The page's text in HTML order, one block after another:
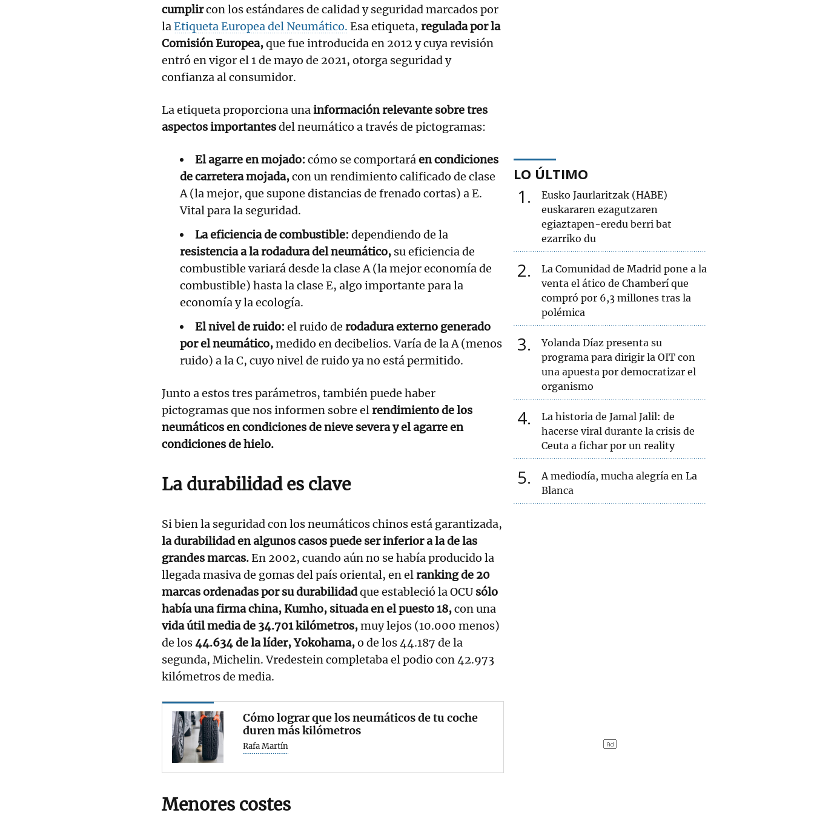
cumplircon los estándares de calidad y seguridad marcados por
laEtiqueta Europea del Neumático. Esa etiqueta, regulada por la
Comisión Europea,que fue introducida en 2012 y cuya revisión
entró en vigor el 1 de mayo de 2021, otorga seguridad y
confianza al consumidor.
La etiqueta proporciona unainformación relevante sobre tres
aspectos importantesdel neumático a través de pictogramas:
El agarre en mojado: cómo se comportaráen condiciones
de carretera mojada,con un rendimiento calificado de clase
A (la mejor, que supone distancias de frenado cortas) a E.
Vital para la seguridad.
La eficiencia de combustible: dependiendo de la
resistencia a la rodadura del neumático, su eficiencia de
combustible variará desde la clase A (la mejor economía de
combustible) hasta la clase E, algo importante para la
economía y la ecología.
El nivel de ruido: el ruido de rodadura externo generado
por el neumático,medido en decibelios. Varía de la A (menos
ruido) a la C, cuyo nivel de ruido ya no está permitido.
Junto a estos tres parámetros, también puede haber
pictogramas que nos informen sobre elrendimiento de los
neumáticos en condiciones de nieve severa y el agarre en
condiciones de hielo.
La durabilidad es clave
Si bien la seguridad con los neumáticos chinos está garantizada,
la durabilidad en algunos casos puede ser inferior a la de las
grandes marcas.En 2002, cuando aún no se había producido la
llegada masiva de gomas del país oriental, en elranking de 20
marcas ordenadas por su durabilidadque estableció la OCU sólo
había una firma china, Kumho, situada en el puesto 18,con una
vida útil media de 34.701 kilómetros,muy lejos (10.000 menos)
de los44.634 de la líder, Yokohama,o de los 44.187 de la
segunda, Michelin. Vredestein completaba el podio con 42.973
kilómetros de media.
Cómo lograr que los neumáticos de tu coche
duren más kilómetros
Rafa Martín
Menores costes
LO ÚLTIMO
1
Eusko Jaurlaritzak (HABE)
euskararen ezagutzaren
egiaztapen-eredu berri bat
ezarriko du
2
La Comunidad de Madrid pone a la
venta el ático de Chamberí que
compró por 6,3 millones tras la
polémica
3
Yolanda Díaz presenta su
programa para dirigir la OIT con
una apuesta por democratizar el
organismo
4
La historia de Jamal Jalil: de
hacerse viral durante la crisis de
Ceuta a fichar por un reality
5
A mediodía, mucha alegría en La
Blanca